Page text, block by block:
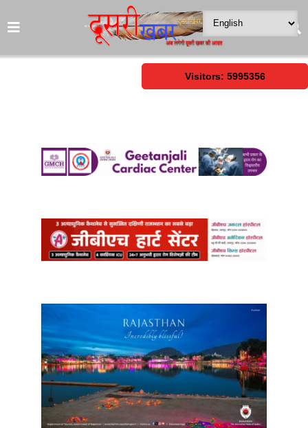
Visitors: 5995356